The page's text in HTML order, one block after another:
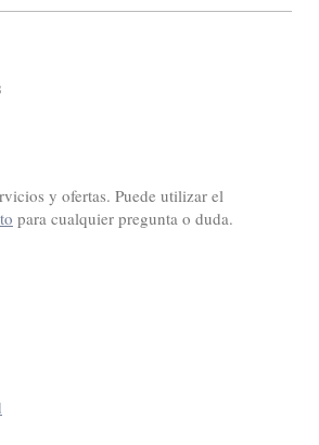
y ofertas. Puede utilizar el
para cualquier pregunta o duda.